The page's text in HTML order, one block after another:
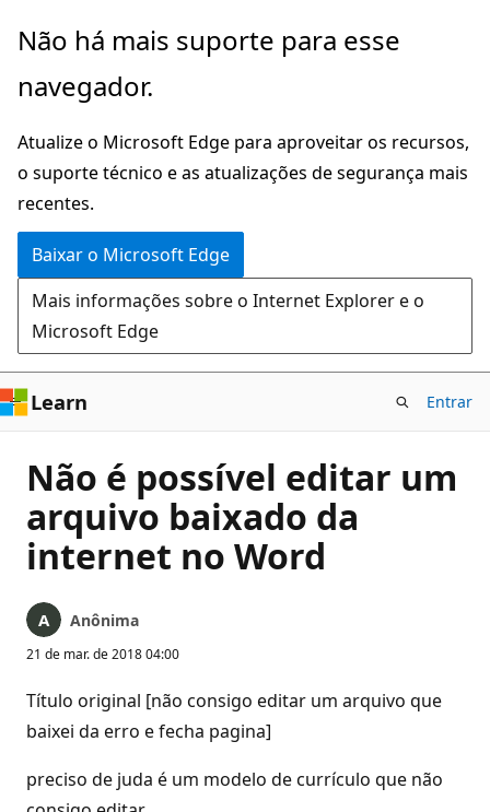
Pular
o
principal
Não há mais suporte para esse
navegador.
Atualize o Microsoft Edge para aproveitar os recursos,
o suporte técnico e as atualizações de segurança mais
recentes.
Baixar o Microsoft Edge
Mais informações sobre o Internet Explorer e o
Microsoft Edge
Learn Entrar
Não é possível editar um
arquivo baixado da
internet no Word
Anônima
21 de mar. de 2018 04:00
Título original [não consigo editar um arquivo que
baixei da erro e fecha pagina]
preciso de juda é um modelo de currículo que não